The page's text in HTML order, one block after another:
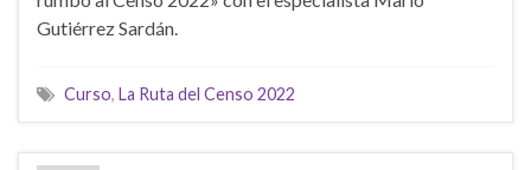
Gutiérrez Sardán.
Curso, La Ruta del Censo 2022